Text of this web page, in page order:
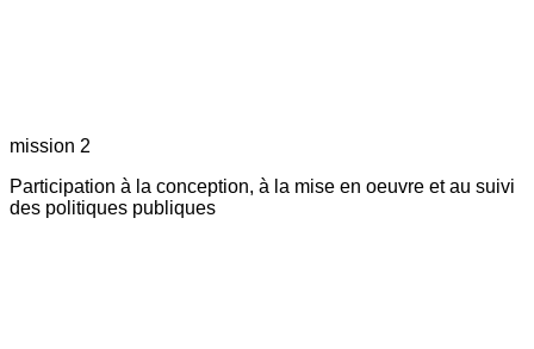
mission 2
Participation à la conception, à la mise en oeuvre et au suivi
des politiques publiques